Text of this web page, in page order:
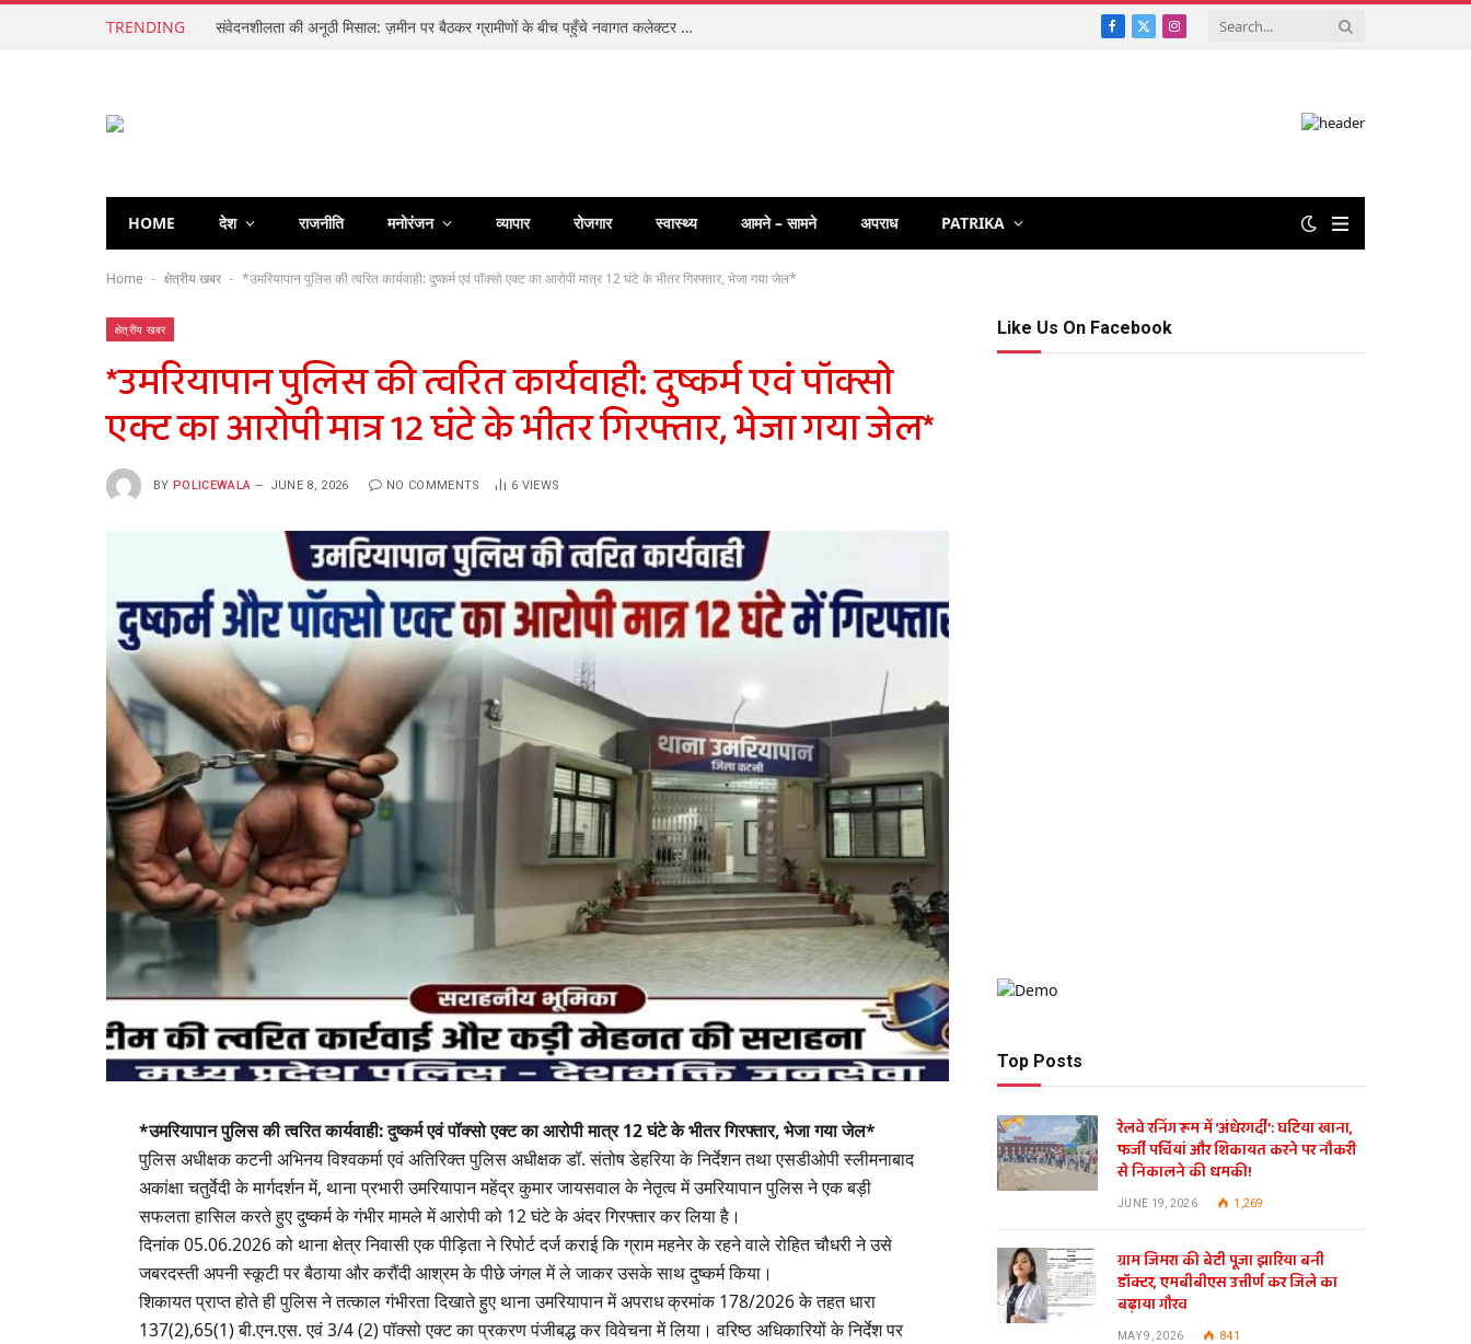
TRENDING संवेदनशीलता की अनूठी मिसाल: ज़मीन पर बैठकर ग्रामीणों के बीच पहुँचे नवागत कलेक्टर पार्थ जायसवाल, धुरवार में चौपाल लगाकर सुनीं समस्याएँ Facebook
X
Instagram
HOME देश राजनीति मनोरंजन व्यापार रोजगार स्वास्थ्य आमने – सामने अपराध PATRIKA
Home - क्षेत्रीय खबर - *उमरियापान पुलिस की त्वरित कार्यवाही: दुष्कर्म एवं पॉक्सो एक्ट का आरोपी मात्र 12 घंटे के भीतर गिरफ्तार, भेजा गया जेल*
क्षेत्रीय खबर
*उमरियापान पुलिस की त्वरित कार्यवाही: दुष्कर्म एवं पॉक्सो
एक्ट का आरोपी मात्र 12 घंटे के भीतर गिरफ्तार, भेजा गया जेल*
BY POLICEWALA JUNE 8, 2026 NO COMMENTS 6 VIEWS
*उमरियापान पुलिस की त्वरित कार्यवाही: दुष्कर्म एवं पॉक्सो एक्ट का आरोपी मात्र 12 घंटे के भीतर गिरफ्तार, भेजा गया जेल*
पुलिस अधीक्षक कटनी अभिनय विश्वकर्मा एवं अतिरिक्त पुलिस अधीक्षक डॉ. संतोष डेहरिया के निर्देशन तथा एसडीओपी स्लीमनाबाद
अकांक्षा चतुर्वेदी के मार्गदर्शन में, थाना प्रभारी उमरियापान महेंद्र कुमार जायसवाल के नेतृत्व में उमरियापान पुलिस ने एक बड़ी
सफलता हासिल करते हुए दुष्कर्म के गंभीर मामले में आरोपी को 12 घंटे के अंदर गिरफ्तार कर लिया है।
दिनांक 05.06.2026 को थाना क्षेत्र निवासी एक पीड़िता ने रिपोर्ट दर्ज कराई कि ग्राम महनेर के रहने वाले रोहित चौधरी ने उसे
जबरदस्ती अपनी स्कूटी पर बैठाया और करौंदी आश्रम के पीछे जंगल में ले जाकर उसके साथ दुष्कर्म किया।
शिकायत प्राप्त होते ही पुलिस ने तत्काल गंभीरता दिखाते हुए थाना उमरियापान में अपराध क्रमांक 178/2026 के तहत धारा
137(2),65(1) बी.एन.एस. एवं 3/4 (2) पॉक्सो एक्ट का प्रकरण पंजीबद्ध कर विवेचना में लिया। वरिष्ठ अधिकारियों के निर्देश पर
Like Us On Facebook
Top Posts
रेलवे रनिंग रूम में ‘अंधेरगर्दी’: घटिया खाना,
फर्जी पर्चियां और शिकायत करने पर नौकरी
से निकालने की धमकी!
JUNE 19, 2026 1,269
ग्राम जिमरा की बेटी पूजा झारिया बनी
डॉक्टर, एमबीबीएस उत्तीर्ण कर जिले का
बढ़ाया गौरव
MAY 9, 2026 841